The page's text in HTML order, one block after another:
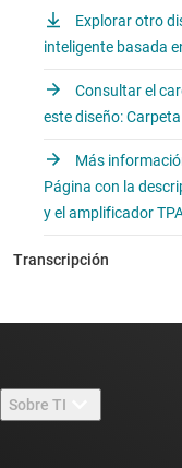
Explorar otro
inteligente basada
Consultar el
este diseño:
Más
Página con la
y el amplificador
Sobre TI